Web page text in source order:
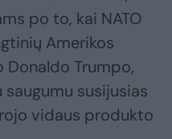
po to, kai NATO
Amerikos
Donaldo Trumpo,
susijusias
vidaus produkto